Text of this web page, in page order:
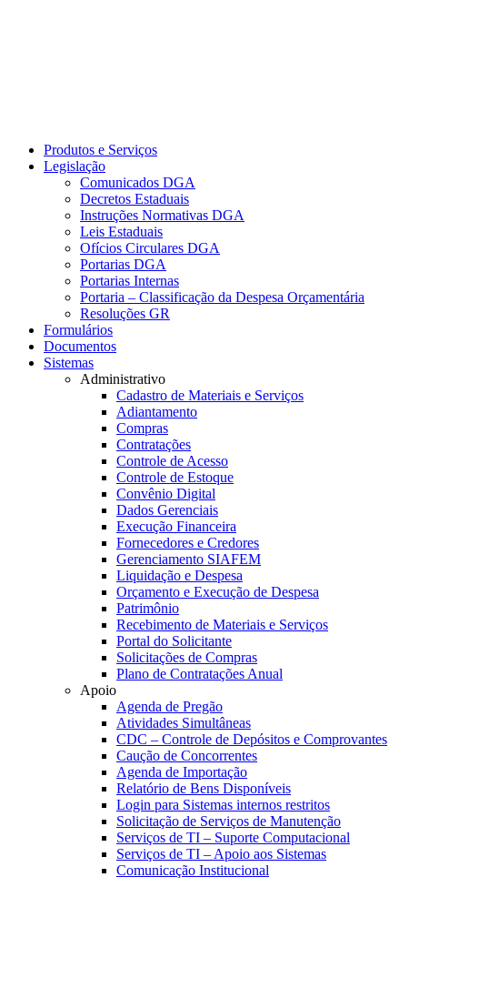
Produtos e Serviços
Legislação
Comunicados DGA
Decretos Estaduais
Instruções Normativas DGA
Leis Estaduais
Ofícios Circulares DGA
Portarias DGA
Portarias Internas
Portaria – Classificação da Despesa Orçamentária
Resoluções GR
Formulários
Documentos
Sistemas
Administrativo
Cadastro de Materiais e Serviços
Adiantamento
Compras
Contratações
Controle de Acesso
Controle de Estoque
Convênio Digital
Dados Gerenciais
Execução Financeira
Fornecedores e Credores
Gerenciamento SIAFEM
Liquidação e Despesa
Orçamento e Execução de Despesa
Patrimônio
Recebimento de Materiais e Serviços
Portal do Solicitante
Solicitações de Compras
Plano de Contratações Anual
Apoio
Agenda de Pregão
Atividades Simultâneas
CDC – Controle de Depósitos e Comprovantes
Caução de Concorrentes
Agenda de Importação
Relatório de Bens Disponíveis
Login para Sistemas internos restritos
Solicitação de Serviços de Manutenção
Serviços de TI – Suporte Computacional
Serviços de TI – Apoio aos Sistemas
Comunicação Institucional